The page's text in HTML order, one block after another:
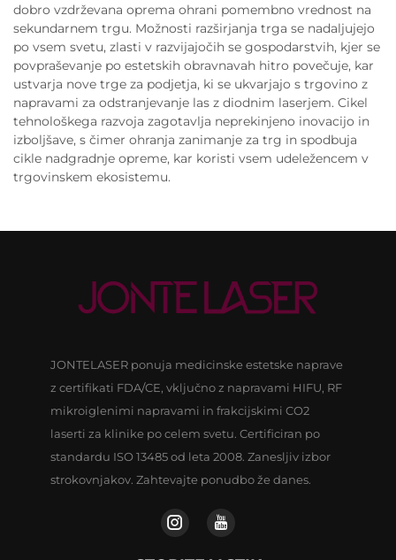
dobro vzdrževana oprema ohrani pomembno vrednost na
sekundarnem trgu. Možnosti razširjanja trga se nadaljujejo
po vsem svetu, zlasti v razvijajočih se gospodarstvih, kjer se
povpraševanje po estetskih obravnavah hitro povečuje, kar
ustvarja nove trge za podjetja, ki se ukvarjajo s trgovino z
napravami za odstranjevanje las z diodnim laserjem. Cikel
tehnološkega razvoja zagotavlja neprekinjeno inovacijo in
izboljšave, s čimer ohranja zanimanje za trg in spodbuja
cikle nadgradnje opreme, kar koristi vsem udeležencem v
trgovinskem ekosistemu.
JONTELASER ponuja medicinske estetske naprave
z certifikati FDA/CE, vključno z napravami HIFU, RF
mikroiglenimi napravami in frakcijskimi CO2
laserti za klinike po celem svetu. Certificiran po
standardu ISO 13485 od leta 2008. Zanesljiv izbor
strokovnjakov. Zahtevajte ponudbo že danes.